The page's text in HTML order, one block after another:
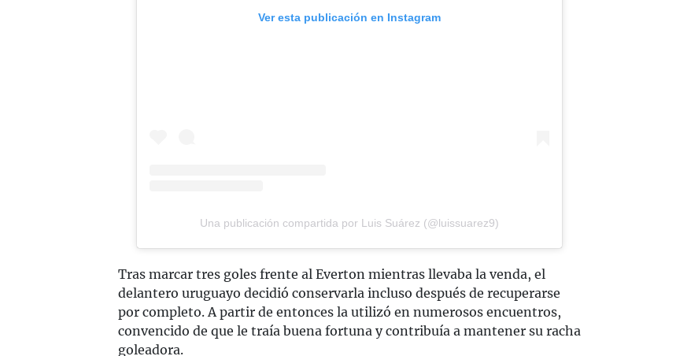
Ver esta publicación en Instagram
Una publicación compartida por Luis Suárez (@luissuarez9)
Tras marcar tres goles frente al Everton mientras llevaba la venda, el
delantero uruguayo decidió conservarla incluso después de recuperarse
por completo. A partir de entonces la utilizó en numerosos encuentros,
convencido de que le traía buena fortuna y contribuía a mantener su racha
goleadora.